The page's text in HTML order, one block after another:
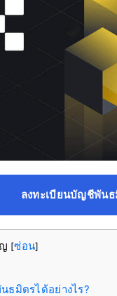
ลงทะเบียนบัญชีพัน
[ซ่อน]
ธมิตรได้อย่างไร?